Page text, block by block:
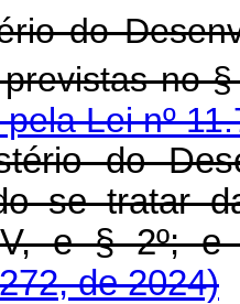
do
no
Lei nº
do
se tratar
IV, e §
de 2024)